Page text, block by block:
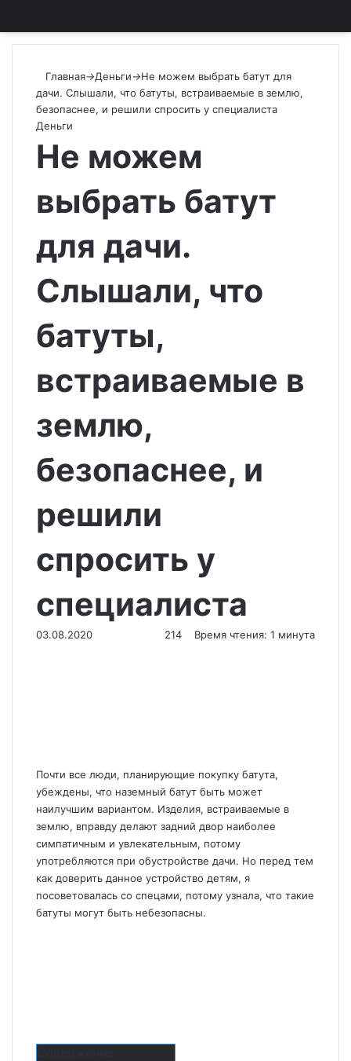
Главная→Деньги→Не можем выбрать батут для
дачи. Слышали, что батуты, встраиваемые в землю,
безопаснее, и решили спросить у специалиста
Деньги
Не можем
выбрать батут
для дачи.
Слышали, что
батуты,
встраиваемые в
землю,
безопаснее, и
решили
спросить у
специалиста
03.08.2020 214 Время чтения: 1 минута
Почти все люди, планирующие покупку батута,
убеждены, что наземный батут быть может
наилучшим вариантом. Изделия, встраиваемые в
землю, вправду делают задний двор наиболее
симпатичным и увлекательным, потому
употребляются при обустройстве дачи. Но перед тем
как доверить данное устройство детям, я
посоветовалась со спецами, потому узнала, что такие
батуты могут быть небезопасны.